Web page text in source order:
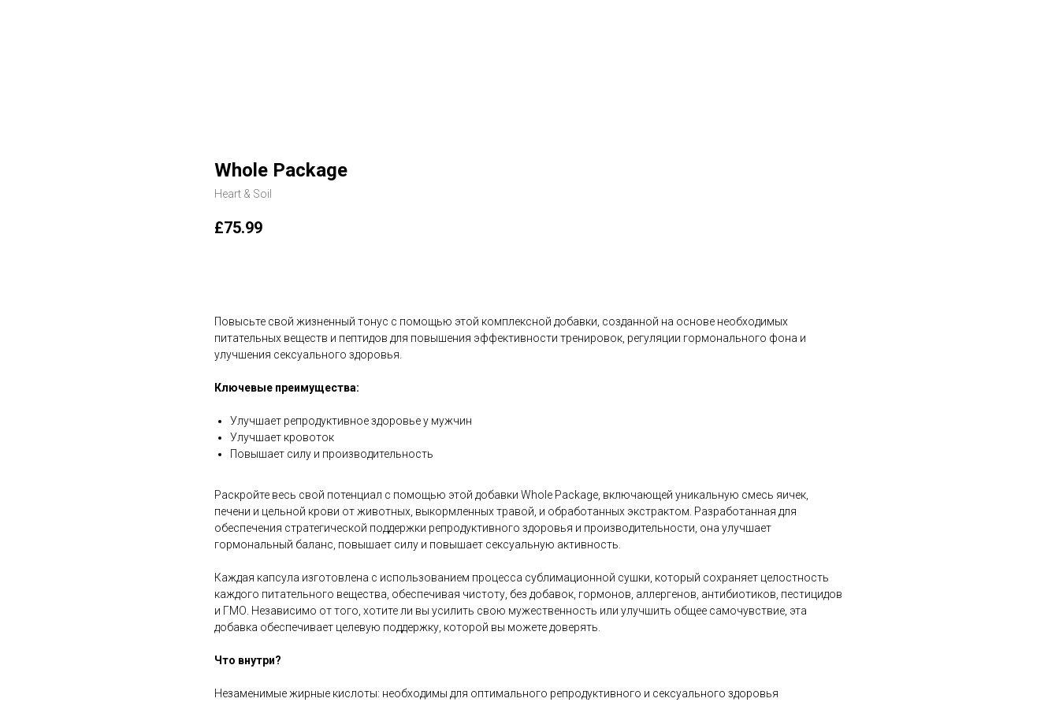
Whole Package
Heart & Soil
£75.99
Повысьте свой жизненный тонус с помощью этой комплексной добавки, созданной на основе необходимых
питательных веществ и пептидов для повышения эффективности тренировок, регуляции гормонального фона и
улучшения сексуального здоровья.
Ключевые преимущества:
Улучшает репродуктивное здоровье у мужчин
Улучшает кровоток
Повышает силу и производительность
Раскройте весь свой потенциал с помощью этой добавки Whole Package, включающей уникальную смесь яичек,
печени и цельной крови от животных, выкормленных травой, и обработанных экстрактом. Разработанная для
обеспечения стратегической поддержки репродуктивного здоровья и производительности, она улучшает
гормональный баланс, повышает силу и повышает сексуальную активность.
Каждая капсула изготовлена ​​с использованием процесса сублимационной сушки, который сохраняет целостность
каждого питательного вещества, обеспечивая чистоту, без добавок, гормонов, аллергенов, антибиотиков, пестицидов
и ГМО. Независимо от того, хотите ли вы усилить свою мужественность или улучшить общее самочувствие, эта
добавка обеспечивает целевую поддержку, которой вы можете доверять.
Что внутри?
Незаменимые жирные кислоты: необходимы для оптимального репродуктивного и сексуального здоровья